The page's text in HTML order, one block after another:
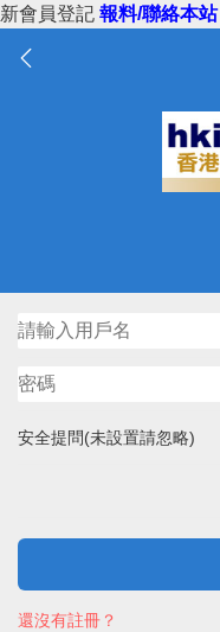
新會員登記 報料/聯絡本站
安全提問(未設置請忽略)
還沒有註冊？